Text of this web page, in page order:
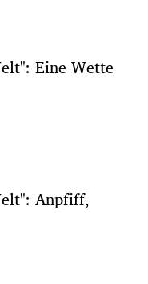
Eine Wette
Anpfiff,